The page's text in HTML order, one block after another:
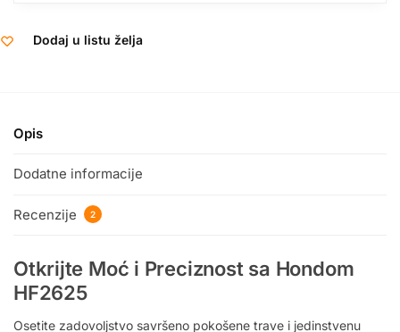
Dodaj u listu želja
Opis
Dodatne informacije
Recenzije 2
Otkrijte Moć i Preciznost sa Hondom
HF2625
Osetite zadovoljstvo savršeno pokošene trave i jedinstvenu